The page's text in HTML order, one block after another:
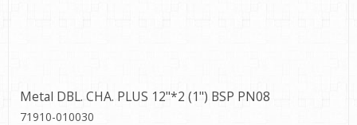
Metal DBL. CHA. PLUS 12"*2 (1") BSP PN08
71910-010030